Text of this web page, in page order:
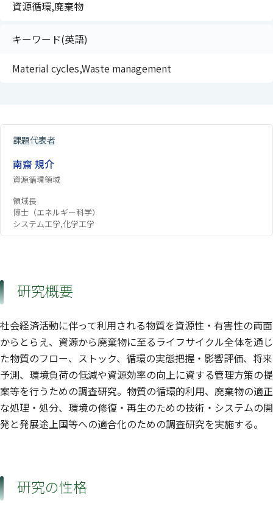
資源循環,廃棄物
キーワード(英語)
Material cycles,Waste management
課題代表者
南齋 規介
資源循環領域
領域長
博士（エネルギー科学）
システム工学,化学工学
研究概要
社会経済活動に伴って利用される物質を資源性・有害性の両面
からとらえ、資源から廃棄物に至るライフサイクル全体を通じ
た物質のフロー、ストック、循環の実態把握・影響評価、将来
予測、環境負荷の低減や資源効率の向上に資する管理方策の提
案等を行うための調査研究。物質の循環的利用、廃棄物の適正
な処理・処分、環境の修復・再生のための技術・システムの開
発と発展途上国等への適合化のための調査研究を実施する。
研究の性格